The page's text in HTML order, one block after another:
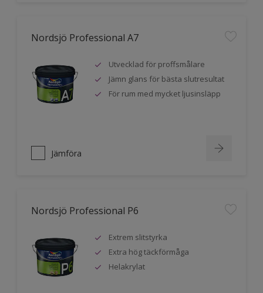
Nordsjö Professional A7
Utvecklad för proffsmålare
Jämn glans för bästa slutresultat
För rum med mycket ljusinsläpp
Jämföra
Nordsjö Professional P6
Extrem slitstyrka
Extra hög täckförmåga
Helakrylat